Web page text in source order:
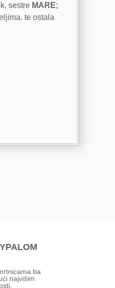
sestre MARE;
te ostala
ba
najvišim